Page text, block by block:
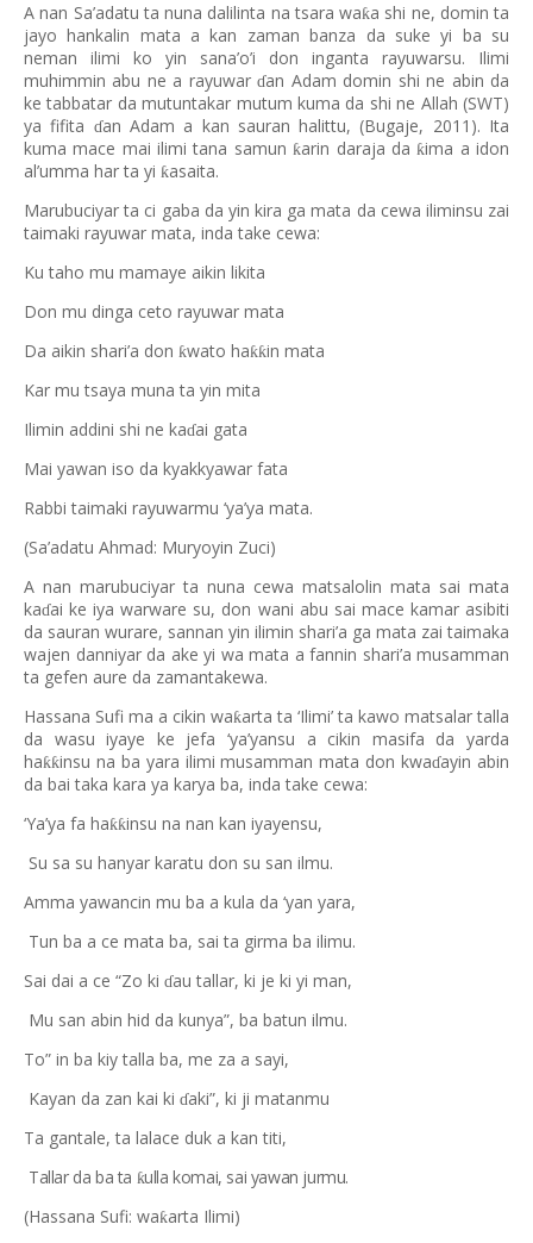
A nan Sa’adatu ta nuna dalilinta na tsara waƙa shi ne, domin ta
jayo hankalin mata a kan zaman banza da suke yi ba su
neman ilimi ko yin sana’o’i don inganta rayuwarsu. Ilimi
muhimmin abu ne a rayuwarɗan Adam domin shi ne abin da
ke tabbatar da mutuntakar mutum kuma da shi ne Allah (SWT)
ya fifita ɗan Adam a kan sauran halittu, (Bugaje, 2011). Ita
kuma mace mai ilimi tana samunƙarin daraja daƙima a idon
al’umma har ta yi ƙasaita.
Marubuciyar ta ci gaba da yin kira ga mata da cewa iliminsu zai
taimaki rayuwar mata, inda take cewa:
Ku taho mu mamaye aikin likita
Don mu dinga ceto rayuwar mata
Da aikin shari’a don ƙwato haƙƙin mata
Kar mu tsaya muna ta yin mita
Ilimin addini shi ne kaɗai gata
Mai yawan iso da kyakkyawar fata
Rabbi taimaki rayuwarmu ‘ya’ya mata.
(Sa’adatu Ahmad: Muryoyin Zuci)
A nan marubuciyar ta nuna cewa matsalolin mata sai mata
kaɗai ke iya warware su, don wani abu sai mace kamar asibiti
da sauran wurare, sannan yin ilimin shari’a ga mata zai taimaka
wajen danniyar da ake yi wa mata a fannin shari’a musamman
ta gefen aure da zamantakewa.
Hassana Sufi ma a cikin waƙarta ta ‘Ilimi’ ta kawo matsalar talla
da wasu iyaye ke jefa ‘ya’yansu a cikin masifa da yarda
haƙƙinsu na ba yara ilimi musamman mata don kwaɗayin abin
da bai taka kara ya karya ba, inda take cewa:
‘Ya’ya fa haƙƙinsu na nan kan iyayensu,
Su sa su hanyar karatu don su san ilmu.
Amma yawancin mu ba a kula da ‘yan yara,
Tun ba a ce mata ba, sai ta girma ba ilimu.
Sai dai a ce “Zo ki ɗau tallar, ki je ki yi man,
Mu san abin hid da kunya”, ba batun ilmu.
To” in ba kiy talla ba, me za a sayi,
Kayan da zan kai ki ɗaki”, ki ji matanmu
Ta gantale, ta lalace duk a kan titi,
Tallar da ba ta ƙulla komai, sai yawan jurmu.
(Hassana Sufi: waƙarta Ilimi)